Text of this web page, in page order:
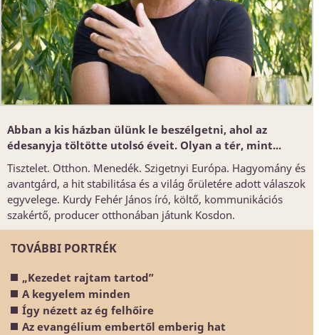
Abban a kis házban ülünk le beszélgetni, ahol az
édesanyja töltötte utolsó éveit. Olyan a tér, mint...
Tisztelet. Otthon. Menedék. Szigetnyi Európa. Hagyomány és
avantgárd, a hit stabilitása és a világ őrületére adott válaszok
egyvelege. Kurdy Fehér János író, költő, kommunikációs
szakértő, producer otthonában játunk Kosdon.
TOVÁBBI PORTRÉK
„Kezedet rajtam tartod”
A kegyelem minden
Így nézett az ég felhőire
Az evangélium embertől emberig hat